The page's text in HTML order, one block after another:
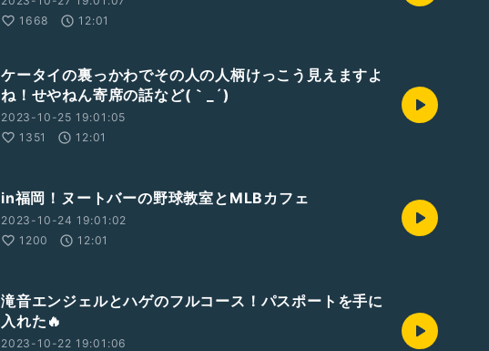
1668
12:01
ケータイの裏っかわでその人の人柄けっこう見えますよ
ね！せやねん寄席の話など(｀_´)ゞ
2023-10-25 19:01:05
1351
12:01
in福岡！ヌートバーの野球教室とMLBカフェ
2023-10-24 19:01:02
1200
12:01
滝音エンジェルとハゲのフルコース！パスポートを手に
入れた🔥
2023-10-22 19:01:06